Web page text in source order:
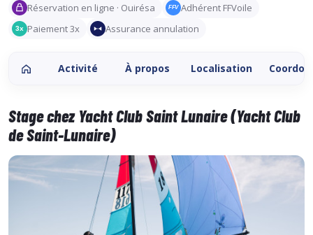
Réservation en ligne · Ouirésa
FFV Adhérent FFVoile
3x Paiement 3x Assurance annulation
Activité À propos Localisation
Stage chez Yacht Club Saint Lunaire (Yacht Club
de Saint-Lunaire)